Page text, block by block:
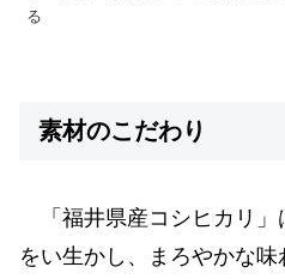
る
素材のこだわり
「福井県産コシヒカリ」
をい生かし、まろやかな